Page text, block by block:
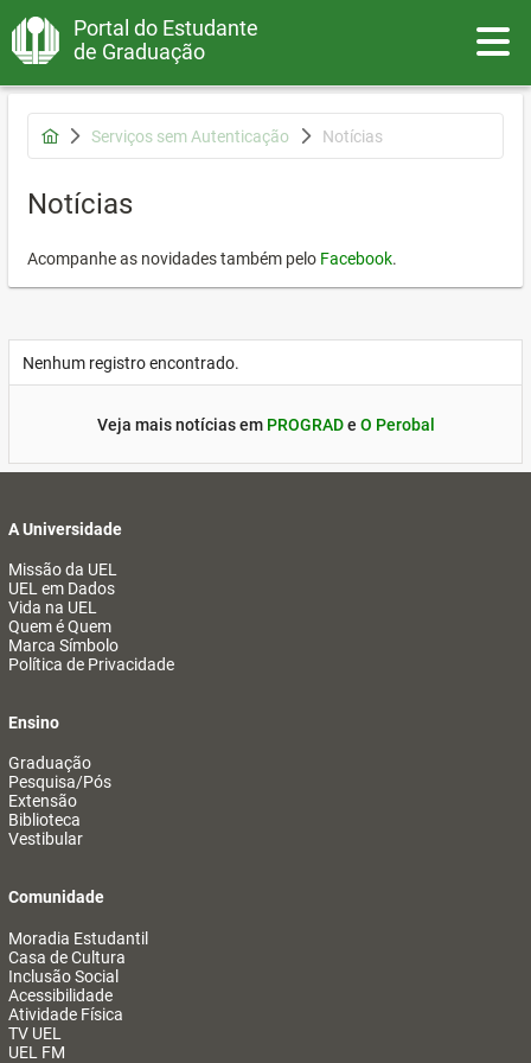
Portal do Estudante
de Graduação
Serviços sem Autenticação Notícias
Notícias
Acompanhe as novidades também pelo Facebook.
Nenhum registro encontrado.
Veja mais notícias em PROGRADe O Perobal
A Universidade
Missão da UEL
UEL em Dados
Vida na UEL
Quem é Quem
Marca Símbolo
Política de Privacidade
Ensino
Graduação
Pesquisa/Pós
Extensão
Biblioteca
Vestibular
Comunidade
Moradia Estudantil
Casa de Cultura
Inclusão Social
Acessibilidade
Atividade Física
TV UEL
UEL FM